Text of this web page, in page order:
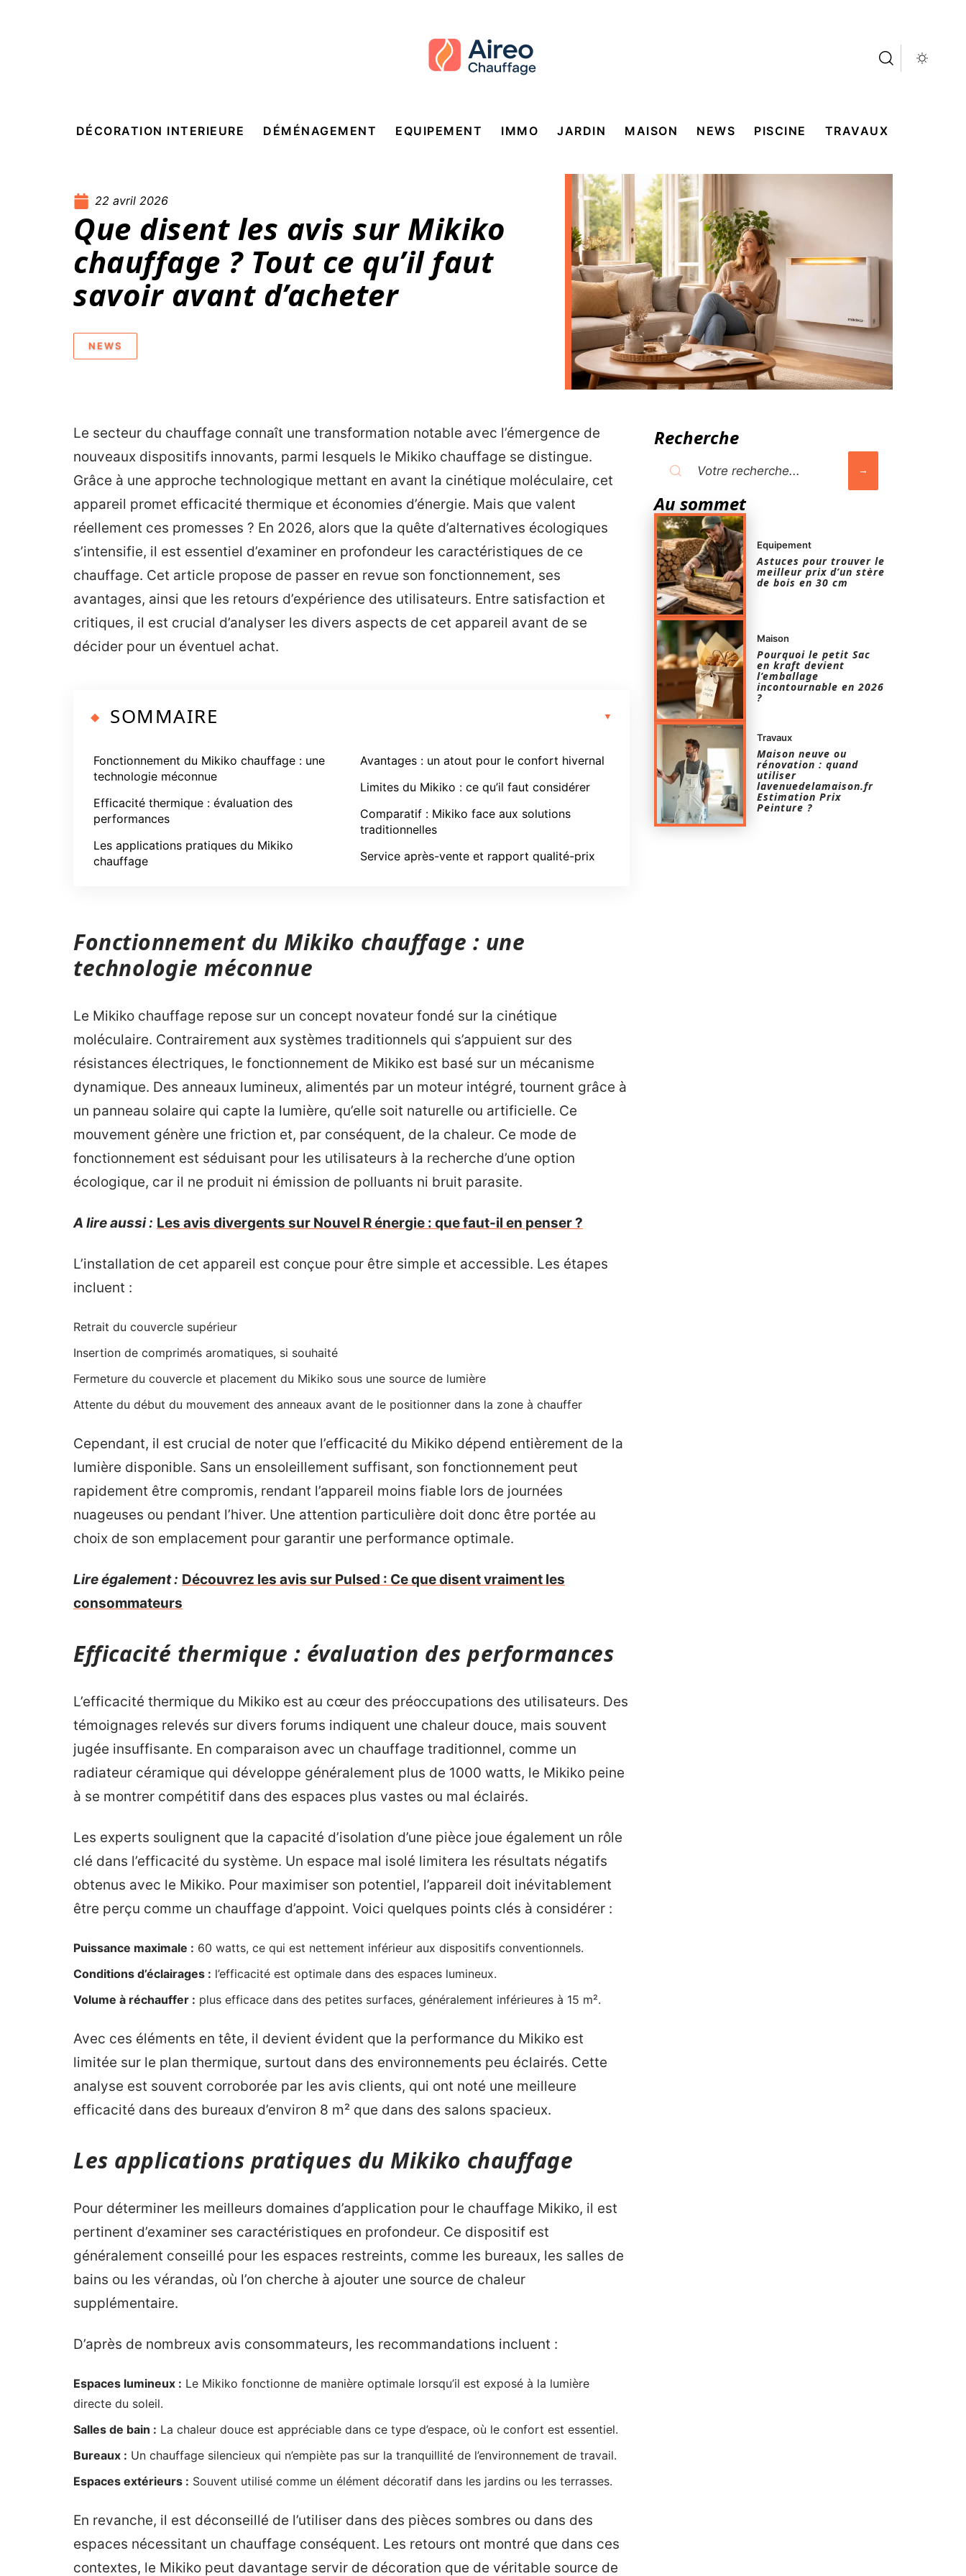
DÉCORATION INTERIEURE DÉMÉNAGEMENT EQUIPEMENT IMMO JARDIN MAISON NEWS PISCINE TRAVAUX
22 avril 2026
Que disent les avis sur Mikiko
chauffage ? Tout ce qu’il faut
savoir avant d’acheter
NEWS
Le secteur du chauffage connaît une transformation notable avec l’émergence de
nouveaux dispositifs innovants, parmi lesquels le Mikiko chauffage se distingue.
Grâce à une approche technologique mettant en avant la cinétique moléculaire, cet
appareil promet efficacité thermique et économies d’énergie. Mais que valent
réellement ces promesses ? En 2026, alors que la quête d’alternatives écologiques
s’intensifie, il est essentiel d’examiner en profondeur les caractéristiques de ce
chauffage. Cet article propose de passer en revue son fonctionnement, ses
avantages, ainsi que les retours d’expérience des utilisateurs. Entre satisfaction et
critiques, il est crucial d’analyser les divers aspects de cet appareil avant de se
décider pour un éventuel achat.
SOMMAIRE
Fonctionnement du Mikiko chauffage : une
technologie méconnue
Efficacité thermique : évaluation des
performances
Les applications pratiques du Mikiko
chauffage
Avantages : un atout pour le confort hivernal
Limites du Mikiko : ce qu’il faut considérer
Comparatif : Mikiko face aux solutions
traditionnelles
Service après-vente et rapport qualité-prix
Fonctionnement du Mikiko chauffage : une
technologie méconnue
Le Mikiko chauffage repose sur un concept novateur fondé sur la cinétique
moléculaire. Contrairement aux systèmes traditionnels qui s’appuient sur des
résistances électriques, le fonctionnement de Mikiko est basé sur un mécanisme
dynamique. Des anneaux lumineux, alimentés par un moteur intégré, tournent grâce à
un panneau solaire qui capte la lumière, qu’elle soit naturelle ou artificielle. Ce
mouvement génère une friction et, par conséquent, de la chaleur. Ce mode de
fonctionnement est séduisant pour les utilisateurs à la recherche d’une option
écologique, car il ne produit ni émission de polluants ni bruit parasite.
A lire aussi : Les avis divergents sur Nouvel R énergie : que faut-il en penser ?
L’installation de cet appareil est conçue pour être simple et accessible. Les étapes
incluent :
Retrait du couvercle supérieur
Insertion de comprimés aromatiques, si souhaité
Fermeture du couvercle et placement du Mikiko sous une source de lumière
Attente du début du mouvement des anneaux avant de le positionner dans la zone à chauffer
Cependant, il est crucial de noter que l’efficacité du Mikiko dépend entièrement de la
lumière disponible. Sans un ensoleillement suffisant, son fonctionnement peut
rapidement être compromis, rendant l’appareil moins fiable lors de journées
nuageuses ou pendant l’hiver. Une attention particulière doit donc être portée au
choix de son emplacement pour garantir une performance optimale.
Lire également : Découvrez les avis sur Pulsed : Ce que disent vraiment les
consommateurs
Efficacité thermique : évaluation des performances
L’efficacité thermique du Mikiko est au cœur des préoccupations des utilisateurs. Des
témoignages relevés sur divers forums indiquent une chaleur douce, mais souvent
jugée insuffisante. En comparaison avec un chauffage traditionnel, comme un
radiateur céramique qui développe généralement plus de 1000 watts, le Mikiko peine
à se montrer compétitif dans des espaces plus vastes ou mal éclairés.
Les experts soulignent que la capacité d’isolation d’une pièce joue également un rôle
clé dans l’efficacité du système. Un espace mal isolé limitera les résultats négatifs
obtenus avec le Mikiko. Pour maximiser son potentiel, l’appareil doit inévitablement
être perçu comme un chauffage d’appoint. Voici quelques points clés à considérer :
Puissance maximale : 60 watts, ce qui est nettement inférieur aux dispositifs conventionnels.
Conditions d’éclairages : l’efficacité est optimale dans des espaces lumineux.
Volume à réchauffer : plus efficace dans des petites surfaces, généralement inférieures à 15 m².
Avec ces éléments en tête, il devient évident que la performance du Mikiko est
limitée sur le plan thermique, surtout dans des environnements peu éclairés. Cette
analyse est souvent corroborée par les avis clients, qui ont noté une meilleure
efficacité dans des bureaux d’environ 8 m² que dans des salons spacieux.
Les applications pratiques du Mikiko chauffage
Pour déterminer les meilleurs domaines d’application pour le chauffage Mikiko, il est
pertinent d’examiner ses caractéristiques en profondeur. Ce dispositif est
généralement conseillé pour les espaces restreints, comme les bureaux, les salles de
bains ou les vérandas, où l’on cherche à ajouter une source de chaleur
supplémentaire.
D’après de nombreux avis consommateurs, les recommandations incluent :
Espaces lumineux : Le Mikiko fonctionne de manière optimale lorsqu’il est exposé à la lumière
directe du soleil.
Salles de bain : La chaleur douce est appréciable dans ce type d’espace, où le confort est essentiel.
Bureaux : Un chauffage silencieux qui n’empiète pas sur la tranquillité de l’environnement de travail.
Espaces extérieurs : Souvent utilisé comme un élément décoratif dans les jardins ou les terrasses.
En revanche, il est déconseillé de l’utiliser dans des pièces sombres ou dans des
espaces nécessitant un chauffage conséquent. Les retours ont montré que dans ces
contextes, le Mikiko peut davantage servir de décoration que de véritable source de
Recherche
Au sommet
Equipement
Astuces pour trouver le
meilleur prix d’un stère
de bois en 30 cm
Maison
Pourquoi le petit Sac
en kraft devient
l’emballage
incontournable en 2026
?
Travaux
Maison neuve ou
rénovation : quand
utiliser
lavenuedelamaison.fr
Estimation Prix
Peinture ?